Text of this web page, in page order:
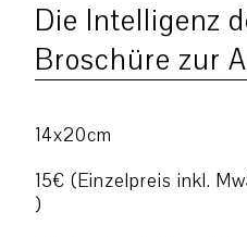
Die Intelligenz
Broschüre zur
14x20cm
15€ (Einzelpreis inkl.
)